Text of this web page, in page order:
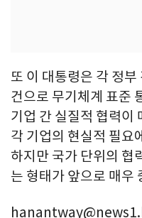
또 이 대통령은 각 정
건으로 무기체계 표준
기업 간 실질적 협력
각 기업의 현실적 필요
하지만 국가 단위의 협
는 형태가 앞으로 매우